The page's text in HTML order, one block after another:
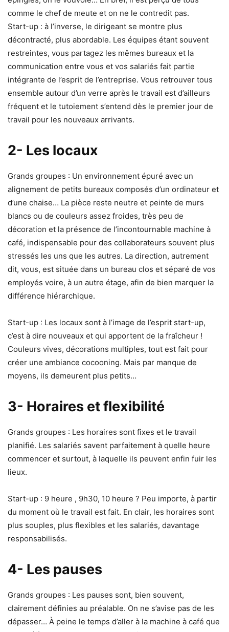
comme le chef de meute et on ne le contredit pas.
Start-up : à l’inverse, le dirigeant se montre plus
décontracté, plus abordable. Les équipes étant souvent
restreintes, vous partagez les mêmes bureaux et la
communication entre vous et vos salariés fait partie
intégrante de l’esprit de l’entreprise. Vous retrouver tous
ensemble autour d’un verre après le travail est d’ailleurs
fréquent et le tutoiement s’entend dès le premier jour de
travail pour les nouveaux arrivants.
2- Les locaux
Grands groupes : Un environnement épuré avec un
alignement de petits bureaux composés d’un ordinateur et
d’une chaise… La pièce reste neutre et peinte de murs
blancs ou de couleurs assez froides, très peu de
décoration et la présence de l’incontournable machine à
café, indispensable pour des collaborateurs souvent plus
stressés les uns que les autres. La direction, autrement
dit, vous, est située dans un bureau clos et séparé de vos
employés voire, à un autre étage, afin de bien marquer la
différence hiérarchique.
Start-up : Les locaux sont à l’image de l’esprit start-up,
c’est à dire nouveaux et qui apportent de la fraîcheur !
Couleurs vives, décorations multiples, tout est fait pour
créer une ambiance cocooning. Mais par manque de
moyens, ils demeurent plus petits…
3- Horaires et flexibilité
Grands groupes : Les horaires sont fixes et le travail
planifié. Les salariés savent parfaitement à quelle heure
commencer et surtout, à laquelle ils peuvent enfin fuir les
lieux.
Start-up : 9 heure , 9h30, 10 heure ? Peu importe, à partir
du moment où le travail est fait. En clair, les horaires sont
plus souples, plus flexibles et les salariés, davantage
responsabilisés.
4- Les pauses
Grands groupes : Les pauses sont, bien souvent,
clairement définies au préalable. On ne s’avise pas de les
dépasser… À peine le temps d’aller à la machine à café que